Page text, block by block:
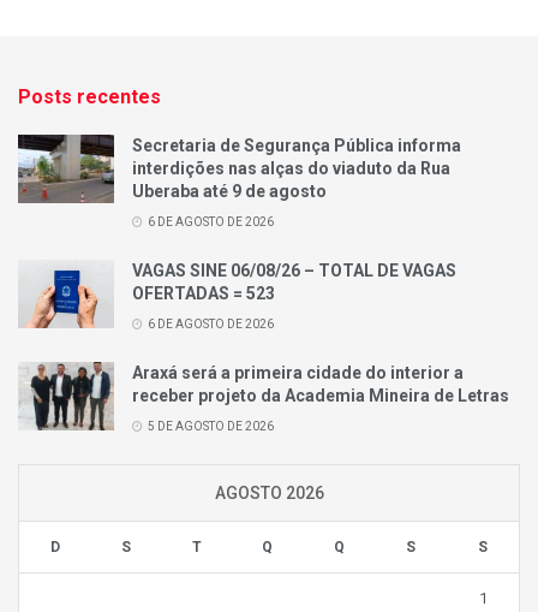
Posts recentes
Secretaria de Segurança Pública informa
interdições nas alças do viaduto da Rua
Uberaba até 9 de agosto
6 DE AGOSTO DE 2026
VAGAS SINE 06/08/26 – TOTAL DE VAGAS
OFERTADAS = 523
6 DE AGOSTO DE 2026
Araxá será a primeira cidade do interior a
receber projeto da Academia Mineira de Letras
5 DE AGOSTO DE 2026
AGOSTO 2026
D S T Q Q S S
1